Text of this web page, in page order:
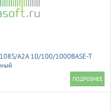
A2A 10/100/1000BASE-T